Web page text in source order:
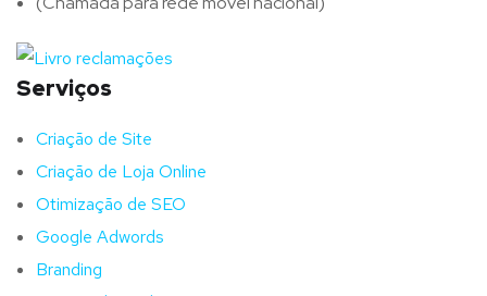
Serviços
Criação de Site
Criação de Loja Online
Otimização de SEO
Google Adwords
Branding